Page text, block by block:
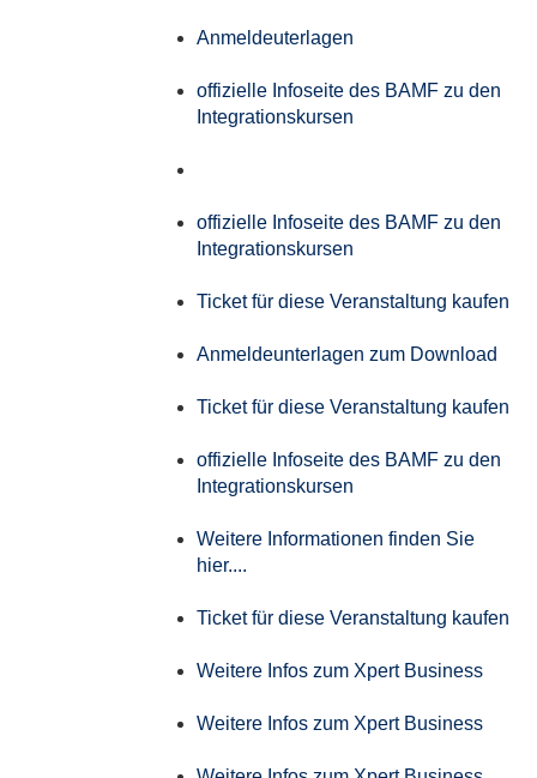
Anmeldeuterlagen
offizielle Infoseite des BAMF zu den
Integrationskursen
offizielle Infoseite des BAMF zu den
Integrationskursen
Ticket für diese Veranstaltung kaufen
Anmeldeunterlagen zum Download
Ticket für diese Veranstaltung kaufen
offizielle Infoseite des BAMF zu den
Integrationskursen
Weitere Informationen finden Sie
hier....
Ticket für diese Veranstaltung kaufen
Weitere Infos zum Xpert Business
Weitere Infos zum Xpert Business